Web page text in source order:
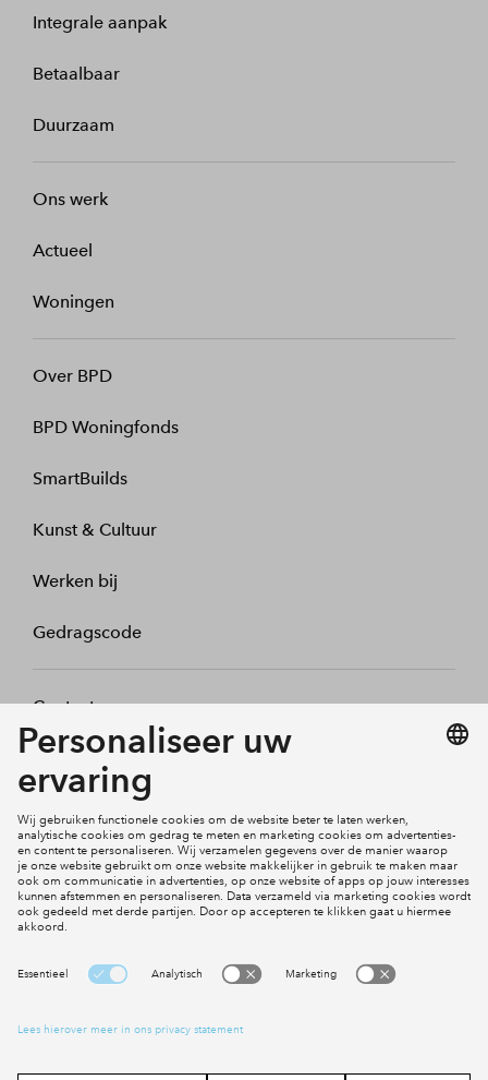
Integrale aanpak
Betaalbaar
Duurzaam
Ons werk
Actueel
Woningen
Over BPD
BPD Woningfonds
SmartBuilds
Kunst & Cultuur
Werken bij
Gedragscode
Contact
Mijn profiel
Social Media
Cookies